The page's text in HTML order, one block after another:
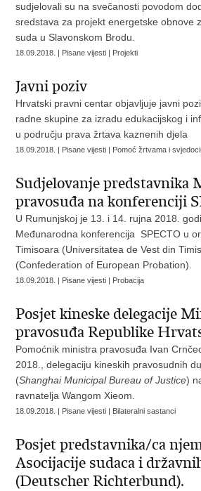
sudjelovali su na svečanosti povodom
sredstava za projekt energetske obnove
suda u Slavonskom Brodu.
18.09.2018. | Pisane vijesti | Projekti
Javni poziv
Hrvatski pravni centar objavljuje javni
radne skupine za izradu edukacijskog i
u području prava žrtava kaznenih djela
18.09.2018. | Pisane vijesti | Pomoć žrtvama i
Sudjelovanje predstavnika
pravosuđa na konferenciji
U Rumunjskoj je 13. i 14. rujna 2018.
Međunarodna konferencija SPECTO u
Timisoara (Universitatea de Vest din
(Confederation of European Probation).
18.09.2018. | Pisane vijesti | Probacija
Posjet kineske delegacije
pravosuđa Republike
Pomoćnik ministra pravosuđa Ivan
2018., delegaciju kineskih pravosudnih
(Shanghai Municipal Bureau of Justice)
ravnatelja Wangom Xieom.
18.09.2018. | Pisane vijesti | Bilateralni sastanci
Posjet predstavnika/ca
Asocijacije sudaca i
(Deutscher Richterbund).